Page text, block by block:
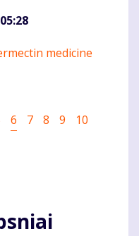
medicine
Current
6 Puslapis
7 Puslapis
8 Puslapis
9 Puslapis
10